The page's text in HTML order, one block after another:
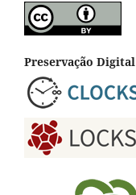
Preservação Digital